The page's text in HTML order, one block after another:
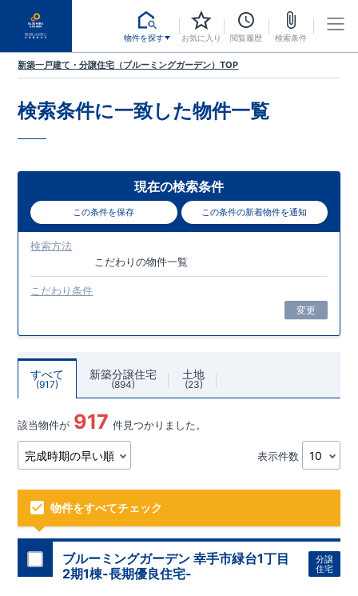
物件を探す お気に入り 閲覧履歴 検索条件
新築一戸建て・分譲住宅（ブルーミングガーデン）TOP
検索条件に一致した物件一覧
現在の検索条件
この条件を保存 この条件の新着物件を通知
検索方法
こだわりの物件一覧
こだわり条件
変更
すべて
917
新築分譲住宅
894
土地
23
該当物件が 917 件見つかりました。
表示件数
物件をすべてチェック
ブルーミングガーデン 幸手市緑台1丁目
2期1棟-長期優良住宅-
分譲
住宅